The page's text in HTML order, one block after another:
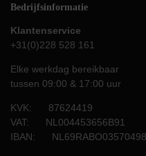
Bedrijfsinformatie
Klantenservice
+31(0)228 528 161
Elke werkdag bereikbaar
tussen 09:00 & 17:00 uur
KVK: 87624419
VAT: NL004453656B91
IBAN: